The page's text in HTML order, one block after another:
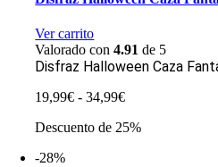
Ver carrito
Valorado con4.91 de 5
Disfraz Halloween Caza
19,99€ - 34,99€Rango
precios:
Descuento de 25%
-28%